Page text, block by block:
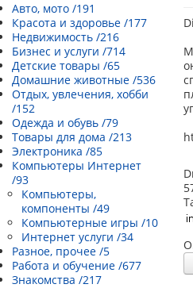
Авто, мото /191
Красота и здоровье /177
Недвижимость /216
Бизнес и услуги /714
Детские товары /65
Домашние животные /536
Отдых, увлечения, хобби
/152
Одежда и обувь /79
Товары для дома /213
Электроника /85
Компьютеры Интернет
/93
Компьютеры,
компоненты /49
Компьютерные игры /10
Интернет услуги /34
Разное, прочее /5
Работа и обучение /677
Знакомства /217